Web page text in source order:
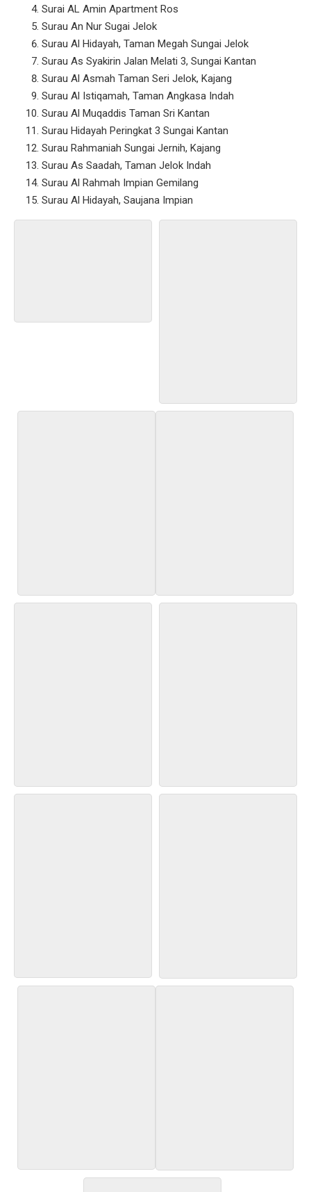
Surai AL Amin Apartment Ros
Surau An Nur Sugai Jelok
Surau Al Hidayah, Taman Megah Sungai Jelok
Surau As Syakirin Jalan Melati 3, Sungai Kantan
Surau Al Asmah Taman Seri Jelok, Kajang
Surau Al Istiqamah, Taman Angkasa Indah
Surau Al Muqaddis Taman Sri Kantan
Surau Hidayah Peringkat 3 Sungai Kantan
Surau Rahmaniah Sungai Jernih, Kajang
Surau As Saadah, Taman Jelok Indah
Surau Al Rahmah Impian Gemilang
Surau Al Hidayah, Saujana Impian